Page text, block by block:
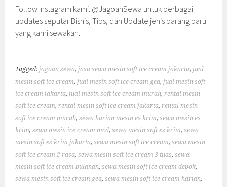
Follow Instagram kami: @JagoanSewa untuk berbagai
updates seputar Bisnis, Tips, dan Update jenis barang baru
yang kami sewakan.
Tagged:jagoan sewa,jasa sewa mesin soft ice cream jakarta,jual
mesin soft ice cream,jual mesin soft ice cream gea,jual mesin soft
ice cream jakarta,jual mesin soft ice cream murah,rental mesin
soft ice cream,rental mesin soft ice cream jakarta,rental mesin
soft ice cream murah,sewa harian mesin es krim,sewa mesin es
krim,sewa mesin ice cream mcd,sewa mesin soft es krim,sewa
mesin soft es krim jakarta,sewa mesin soft ice cream,sewa mesin
soft ice cream 2 rasa,sewa mesin soft ice cream 3 tuas,sewa
mesin soft ice cream bulanan,sewa mesin soft ice cream depok,
sewa mesin soft ice cream gea,sewa mesin soft ice cream harian,